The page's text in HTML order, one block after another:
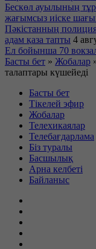
Бескөл ауылының
жағымсыз иіске
Пәкістанның
адам қаза тапты 4
Ел бойынша 70
Басты бет » Жобалар
талаптары күшейеді
Басты бет
Тікелей эфир
Жобалар
Телехикаялар
Телебағдарлама
Біз туралы
Басшылық
Арна келбеті
Байланыс